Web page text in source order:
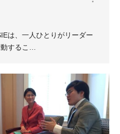
は、一人ひとりがリーダー
するこ…